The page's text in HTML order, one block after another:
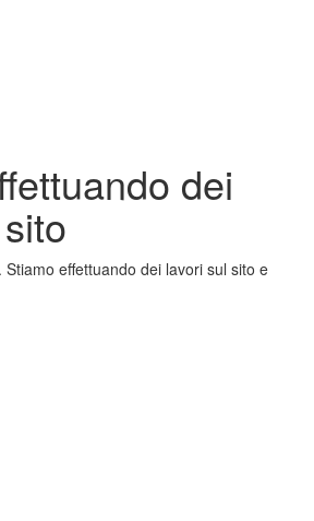
dei
effettuando dei lavori sul sito e